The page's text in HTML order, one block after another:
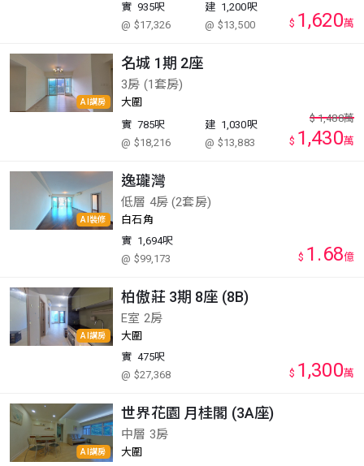
實 935呎
@ $17,326
建 1,200呎
@ $13,500
$ 1,620萬
AI講房
名城 1期 2座
3房 (1套房)
大圍
實 785呎
@ $18,216
建 1,030呎
@ $13,883
$ 1,488萬
$ 1,430萬
AI裝修
逸瓏灣
低層 4房 (2套房)
白石角
實 1,694呎
@ $99,173
$ 1.68億
AI講房
柏傲莊 3期 8座 (8B)
E室 2房
大圍
實 475呎
@ $27,368
$ 1,300萬
AI講房
世界花園 月桂閣 (3A座)
中層 3房
大圍